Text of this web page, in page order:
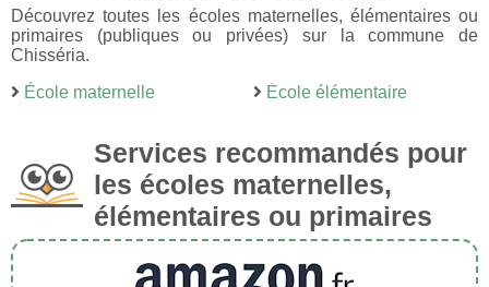
Découvrez toutes les écoles maternelles, élémentaires ou
primaires (publiques ou privées) sur la commune de
Chisséria.
École maternelle
École élémentaire
Services recommandés pour
les écoles maternelles,
élémentaires ou primaires